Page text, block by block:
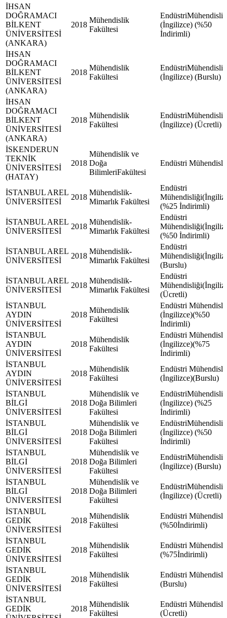
İHSAN
DOĞRAMACI
BİLKENT
ÜNİVERSİTESİ
(ANKARA)
2018
Mühendislik
Fakültesi
(İngilizce) (%50
İndirimli)
İHSAN
DOĞRAMACI
BİLKENT
ÜNİVERSİTESİ
(ANKARA)
2018
Mühendislik
Fakültesi
(İngilizce) (Burslu)
İHSAN
DOĞRAMACI
BİLKENT
ÜNİVERSİTESİ
(ANKARA)
2018
Mühendislik
Fakültesi
(İngilizce) (Ücretli)
İSKENDERUN
TEKNİK
ÜNİVERSİTESİ
(HATAY)
2018
Mühendislik ve
Doğa
BilimleriFakültesi
Endüstri
İSTANBUL AREL
ÜNİVERSİTESİ
2018
Mühendislik-
Mimarlık Fakültesi
Endüstri
(%25 İndirimli)
İSTANBUL AREL
ÜNİVERSİTESİ
2018
Mühendislik-
Mimarlık Fakültesi
Endüstri
(%50 İndirimli)
İSTANBUL AREL
ÜNİVERSİTESİ
2018
Mühendislik-
Mimarlık Fakültesi
Endüstri
(Burslu)
İSTANBUL AREL
ÜNİVERSİTESİ
2018
Mühendislik-
Mimarlık Fakültesi
Endüstri
(Ücretli)
İSTANBUL
AYDIN
ÜNİVERSİTESİ
2018
Mühendislik
Fakültesi
Endüstri
(İngilizce)(%50
İndirimli)
İSTANBUL
AYDIN
ÜNİVERSİTESİ
2018
Mühendislik
Fakültesi
Endüstri
(İngilizce)(%75
İndirimli)
İSTANBUL
AYDIN
ÜNİVERSİTESİ
2018
Mühendislik
Fakültesi
Endüstri
(İngilizce)(Burslu)
İSTANBUL
BİLGİ
ÜNİVERSİTESİ
2018
Mühendislik ve
Doğa Bilimleri
Fakültesi
(İngilizce) (%25
İndirimli)
İSTANBUL
BİLGİ
ÜNİVERSİTESİ
2018
Mühendislik ve
Doğa Bilimleri
Fakültesi
(İngilizce) (%50
İndirimli)
İSTANBUL
BİLGİ
ÜNİVERSİTESİ
2018
Mühendislik ve
Doğa Bilimleri
Fakültesi
(İngilizce) (Burslu)
İSTANBUL
BİLGİ
ÜNİVERSİTESİ
2018
Mühendislik ve
Doğa Bilimleri
Fakültesi
(İngilizce) (Ücretli)
İSTANBUL
GEDİK
ÜNİVERSİTESİ
2018
Mühendislik
Fakültesi
Endüstri
(%50İndirimli)
İSTANBUL
GEDİK
ÜNİVERSİTESİ
2018
Mühendislik
Fakültesi
Endüstri
(%75İndirimli)
İSTANBUL
GEDİK
ÜNİVERSİTESİ
2018
Mühendislik
Fakültesi
Endüstri
(Burslu)
İSTANBUL
GEDİK
2018
Mühendislik
Fakültesi
Endüstri
(Ücretli)